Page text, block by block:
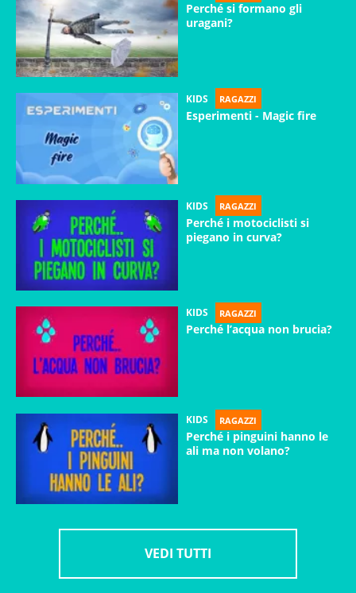
Perché si formano gli
uragani?
KIDS RAGAZZI
Esperimenti - Magic fire
KIDS RAGAZZI
Perché i motociclisti si
piegano in curva?
KIDS RAGAZZI
Perché l’acqua non brucia?
KIDS RAGAZZI
Perché i pinguini hanno le
ali ma non volano?
VEDI TUTTI